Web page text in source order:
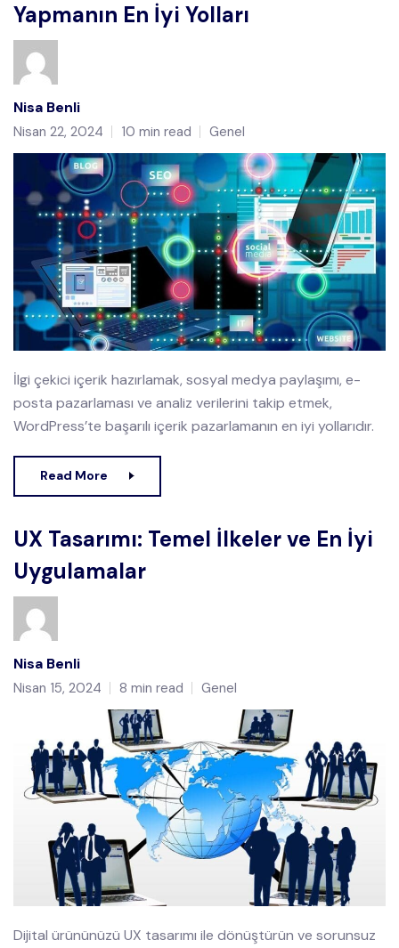
Yapmanın En İyi Yolları
Nisa Benli
Nisan 22, 2024 10 min read Genel
İlgi çekici içerik hazırlamak, sosyal medya paylaşımı, e-
posta pazarlaması ve analiz verilerini takip etmek,
WordPress’te başarılı içerik pazarlamanın en iyi yollarıdır.
Read More
UX Tasarımı: Temel İlkeler ve En İyi
Uygulamalar
Nisa Benli
Nisan 15, 2024 8 min read Genel
Dijital ürününüzü UX tasarımı ile dönüştürün ve sorunsuz